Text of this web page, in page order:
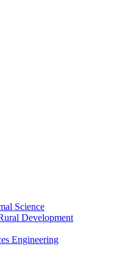
Science
Development
Engineering